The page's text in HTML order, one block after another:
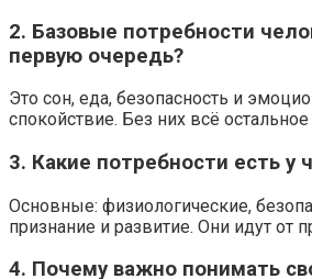
2. Базовые потребности
первую очередь?
Это сон, еда, безопасность и
спокойствие. Без них всё остальное
3. Какие потребности есть у
Основные: физиологические,
признание и развитие. Они идут от
4. Почему важно понимать